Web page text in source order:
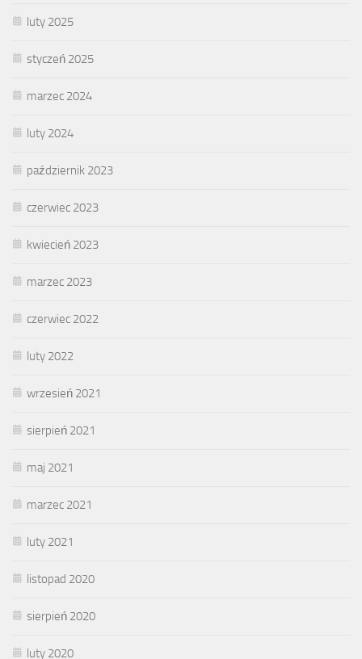
luty 2025
styczeń 2025
marzec 2024
luty 2024
październik 2023
czerwiec 2023
kwiecień 2023
marzec 2023
czerwiec 2022
luty 2022
wrzesień 2021
sierpień 2021
maj 2021
marzec 2021
luty 2021
listopad 2020
sierpień 2020
luty 2020